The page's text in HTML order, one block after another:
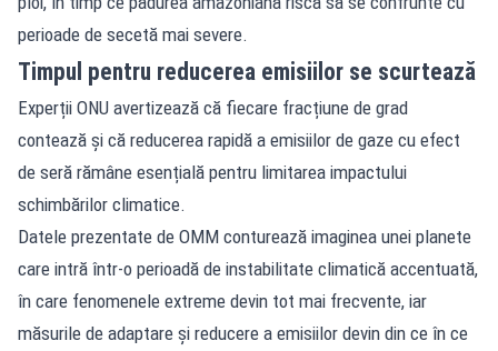
perioade de secetă mai severe.
Timpul pentru reducerea emisiilor se scurtează
Experții ONU avertizează că fiecare fracțiune de grad
contează și că reducerea rapidă a emisiilor de gaze cu efect
de seră rămâne esențială pentru limitarea impactului
schimbărilor climatice.
Datele prezentate de OMM conturează imaginea unei planete
care intră într-o perioadă de instabilitate climatică accentuată,
în care fenomenele extreme devin tot mai frecvente, iar
măsurile de adaptare și reducere a emisiilor devin din ce în ce